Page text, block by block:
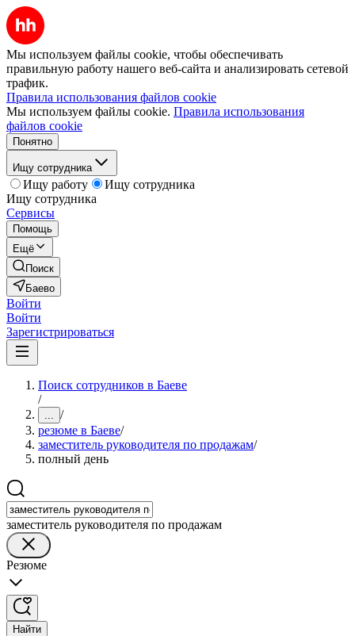
Мы используем файлы cookie, чтобы обеспечивать
правильную работу нашего веб-сайта и анализировать сетевой
трафик.
Правила использования файлов cookie
Мы используем файлы cookie. Правила использования
файлов cookie
Понятно
Ищу сотрудника
Ищу работу
Ищу сотрудника
Ищу сотрудника
Сервисы
Помощь
Ещё
Поиск
Баево
Войти
Войти
Зарегистрироваться
Поиск сотрудников в Баеве
/
... /
резюме в Баеве/
заместитель руководителя по продажам/
полный день
заместитель руководителя по продажам
Резюме
Найти